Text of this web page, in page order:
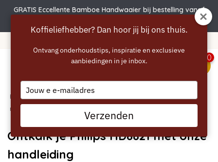
GRATIS Eccellente Bamboe Handwaaier bij bestelling vanaf
0
Home
/ Ontkalk je Philips HD8821
met onze handleiding
Ontkalk je Philips HD8821 met onze
handleiding
Koffieliefhebber? Dan hoor jij bij ons thuis.
Ontvang onderhoudstips, inspiratie en exclusieve
aanbiedingen in je inbox.
Type
your
email
Verzenden